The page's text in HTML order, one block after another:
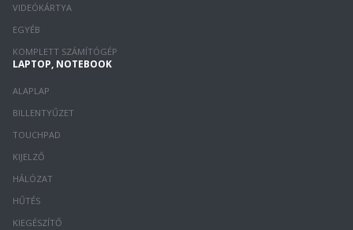
VIDEÓKÁRTYA
EGYÉB
KOMPLETT SZÁMÍTÓGÉP
LAPTOP, NOTEBOOK
ALAPLAP
BILLENTYŰZET
TOUCHPAD
KIJELZŐ
HÁLÓZAT
HŰTÉS
KIEGÉSZÍTŐ